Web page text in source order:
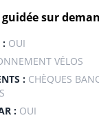
sur
: OUI
VÉLOS
: CHÈQUES
: OUI